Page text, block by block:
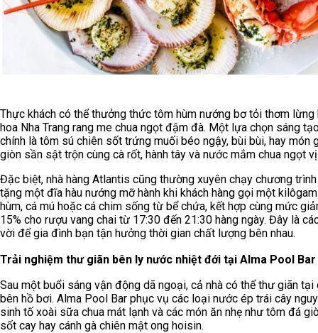
Thực khách có thể thưởng thức tôm hùm nướng bơ tỏi thơm lừng
hoa Nha Trang rang me chua ngọt đậm đà. Một lựa chọn sáng
chính là tôm sú chiên sốt trứng muối béo ngậy, bùi bùi, hay món
giòn sần sật trộn cùng cà rốt, hành tây và nước mắm chua ngọt
Đặc biệt, nhà hàng Atlantis cũng thường xuyên chạy chương
tặng một đĩa hàu nướng mỡ hành khi khách hàng gọi một
hùm, cá mú hoặc cá chim sống từ bể chứa, kết hợp cùng mức
15% cho rượu vang chai từ 17:30 đến 21:30 hàng ngày. Đây là
vời để gia đình bạn tận hưởng thời gian chất lượng bên nhau.
Trải nghiệm thư giãn bên ly nước nhiệt đới tại Alma Pool Bar
Sau một buổi sáng vận động dã ngoại, cả nhà có thể thư giãn tại
bên hồ bơi. Alma Pool Bar phục vụ các loại nước ép trái cây
sinh tố xoài sữa chua mát lạnh và các món ăn nhẹ như tôm đá
sốt cay hay cánh gà chiên mật ong hoisin.